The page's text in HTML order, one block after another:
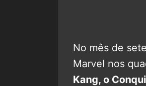
No mês de
Marvel nos
Kang, o